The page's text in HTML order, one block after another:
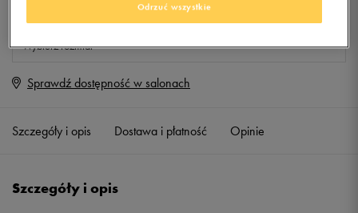
Jeśli artykuł będzie ponownie dostępny, otrzymasz od nas powiadomienie.
Wybierz rozmiar
S Powiadom o dostępności
M Powiadom o dostępności
Sprawdź dostępność w salonach
Szczegóły i opis Dostawa i płatność Opinie
Szczegóły i opis
Odrzuć wszystkie